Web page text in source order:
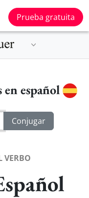
Prueba gratuita
español
VERBO